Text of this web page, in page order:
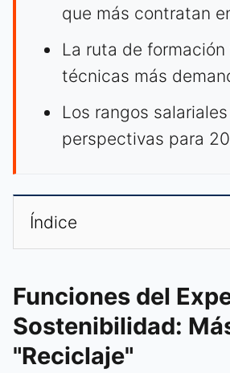
que más contratan
La ruta de
técnicas más
Los rangos
perspectivas para
Índice
Funciones del
Sostenibilidad:
"Reciclaje"